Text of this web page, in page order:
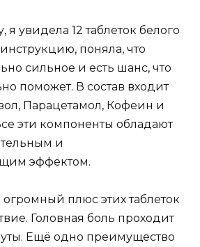
я увидела 12 таблеток белого
поняла, что
сильное и есть шанс, что
поможет. В состав входит
Парацетамол, Кофеин и
эти компоненты обладают
и
эффектом.
огромный плюс этих таблеток
Головная боль проходит
Ещё одно преимущество